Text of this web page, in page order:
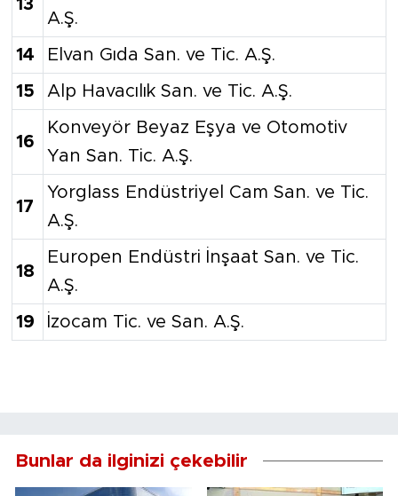
13
A.Ş.
14 Elvan Gıda San. ve Tic. A.Ş.
15 Alp Havacılık San. ve Tic. A.Ş.
16
Konveyör Beyaz Eşya ve Otomotiv
Yan San. Tic. A.Ş.
17
Yorglass Endüstriyel Cam San. ve Tic.
A.Ş.
18
Europen Endüstri İnşaat San. ve Tic.
A.Ş.
19 İzocam Tic. ve San. A.Ş.
Bunlar da ilginizi çekebilir